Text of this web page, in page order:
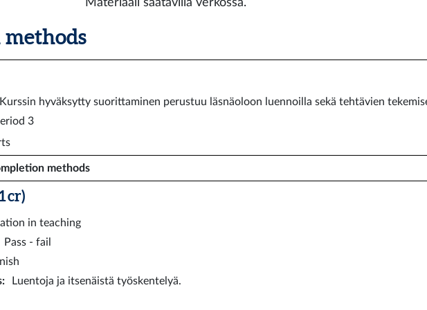
Kurssin hyväksytty suorittaminen perustuu läsnäoloon luennoilla sekä tehtävien
3
methods
cr)
in teaching
Pass - fail
: Luentoja ja itsenäistä työskentelyä.